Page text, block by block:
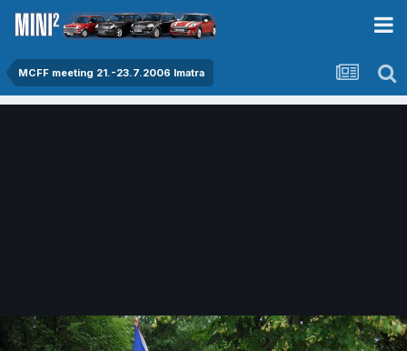
MCFF meeting 21.-23.7.2006 Imatra